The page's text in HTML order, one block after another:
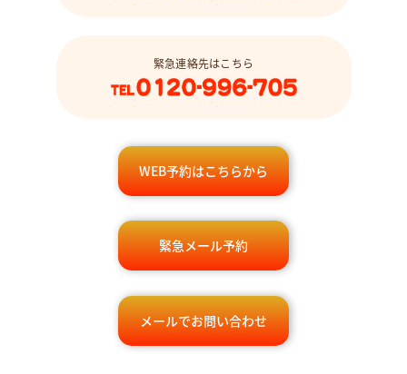
緊急連絡先はこちら
WEB予約はこちらから
緊急メール予約
メールでお問い合わせ